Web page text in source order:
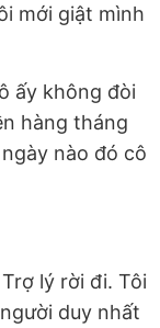
mới giật mình
ấy không đòi
hàng tháng
nào đó cô
lý rời đi. Tôi
duy nhất